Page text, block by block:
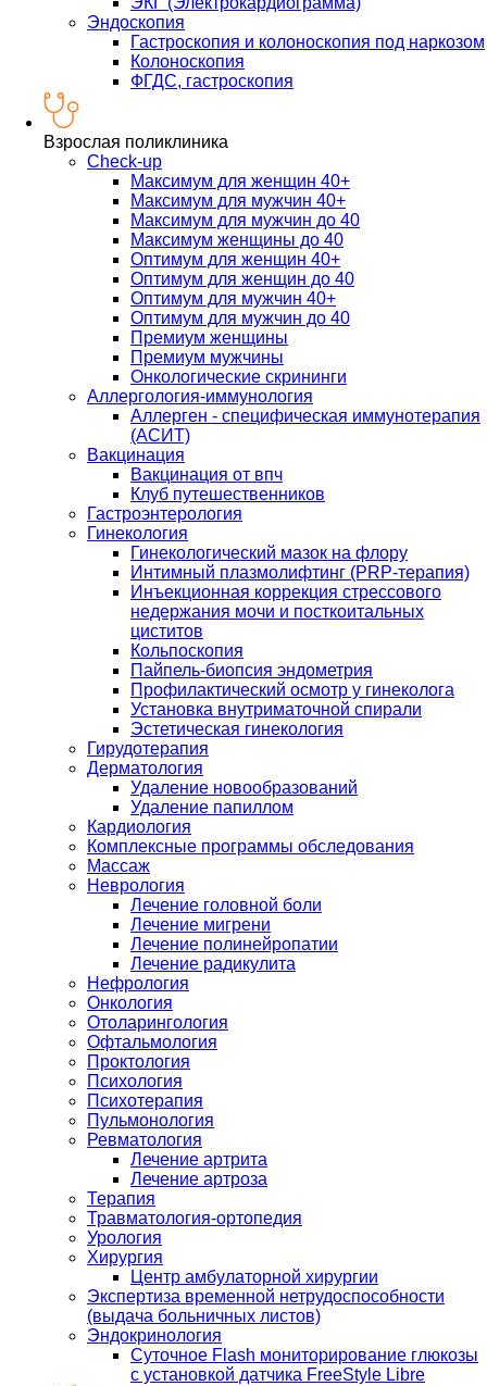
Эндоскопия
Гастроскопия и колоноскопия под наркозом
Колоноскопия
ФГДС, гастроскопия
Взрослая поликлиника
Check-up
Максимум для женщин 40+
Максимум для мужчин 40+
Максимум для мужчин до 40
Максимум женщины до 40
Оптимум для женщин 40+
Оптимум для женщин до 40
Оптимум для мужчин 40+
Оптимум для мужчин до 40
Премиум женщины
Премиум мужчины
Онкологические скрининги
Аллергология-иммунология
Аллерген - специфическая иммунотерапия
(АСИТ)
Вакцинация
Вакцинация от впч
Клуб путешественников
Гастроэнтерология
Гинекология
Гинекологический мазок на флору
Интимный плазмолифтинг (PRP-терапия)
Инъекционная коррекция стрессового
недержания мочи и посткоитальных
циститов
Кольпоскопия
Пайпель-биопсия эндометрия
Профилактический осмотр у гинеколога
Установка внутриматочной спирали
Эстетическая гинекология
Гирудотерапия
Дерматология
Удаление новообразований
Удаление папиллом
Кардиология
Комплексные программы обследования
Массаж
Неврология
Лечение головной боли
Лечение мигрени
Лечение полинейропатии
Лечение радикулита
Нефрология
Онкология
Отоларингология
Офтальмология
Проктология
Психология
Психотерапия
Пульмонология
Ревматология
Лечение артрита
Лечение артроза
Терапия
Травматология-ортопедия
Урология
Хирургия
Центр амбулаторной хирургии
Экспертиза временной нетрудоспособности
(выдача больничных листов)
Эндокринология
Суточное Flash мониторирование глюкозы
с установкой датчика FreeStyle Libre